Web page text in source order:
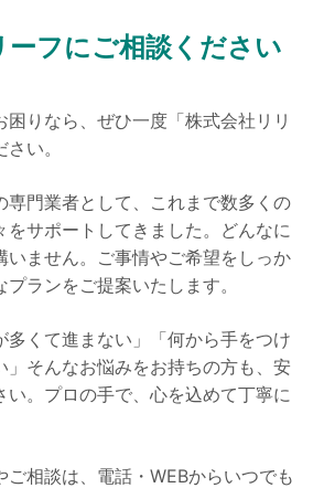
ーフにご相談ください
りなら、ぜひ一度「株式会社リリ
い。
専門業者として、これまで数多くの
をサポートしてきました。どんなに
いません。ご事情やご希望をしっか
ランをご提案いたします。
多くて進まない」「何から手をつけ
」そんなお悩みをお持ちの方も、安
い。プロの手で、心を込めて丁寧に
ご相談は、電話・WEBからいつでも